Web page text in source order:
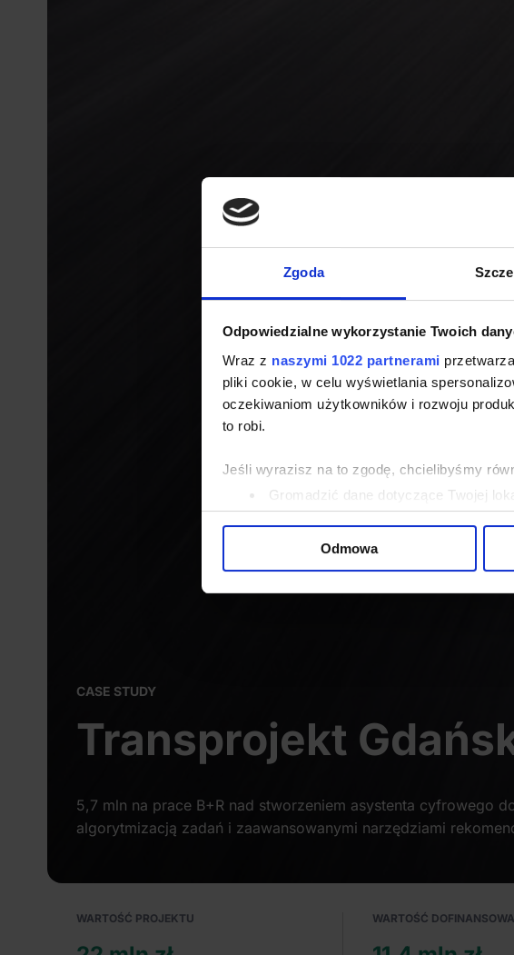
Zgoda
Odpowiedzialne wykorzystanie Twoich
Wraz z naszymi 1022 partnerami
pliki cookie, w celu wyświetlania
oczekiwaniom użytkowników i rozwoju
to robi.
Jeśli wyrazisz na to zgodę, chcielibyśmy
Gromadzić dane dotyczące Twojej
Identyfikować Twoje urządzenie,
Odmowa
CASE STUDY
Transprojekt
5,7 mln na prace B+R nad stworzeniem asystenta cyfrowego
algorytmizacją zadań i zaawansowanymi narzędziami
WARTOŚĆ PROJEKTU WARTOŚĆ